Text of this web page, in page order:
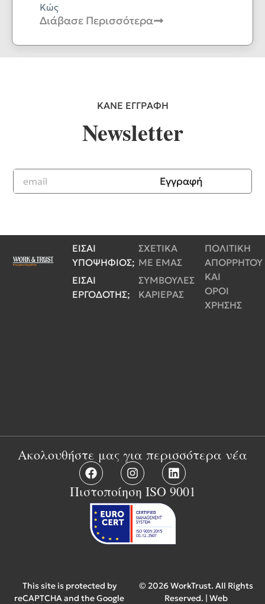
Κώς
Διάβασε Περισσότερα
ΚΑΝΕ ΕΓΓΡΑΦΗ
Newsletter
Εγγραφή
ΕΙΣΑΙ
ΥΠΟΨΗΦΙΟΣ;
ΕΙΣΑΙ
ΕΡΓΟΔΟΤΗΣ;
ΣΧΕΤΙΚΑ
ΜΕ ΕΜΑΣ
ΣΥΜΒΟΥΛΕΣ
ΚΑΡΙΕΡΑΣ
ΠΟΛΙΤΙΚΗ
ΑΠΟΡΡΗΤΟΥ
ΚΑΙ
ΟΡΟΙ
ΧΡΗΣΗΣ
Ακολουθήστε μας για περισσότερα νέα
Πιστοποίηση ISO 9001
This site is protected by
reCAPTCHA and the Google
© 2026 WorkTrust. All Rights
Reserved. | Web